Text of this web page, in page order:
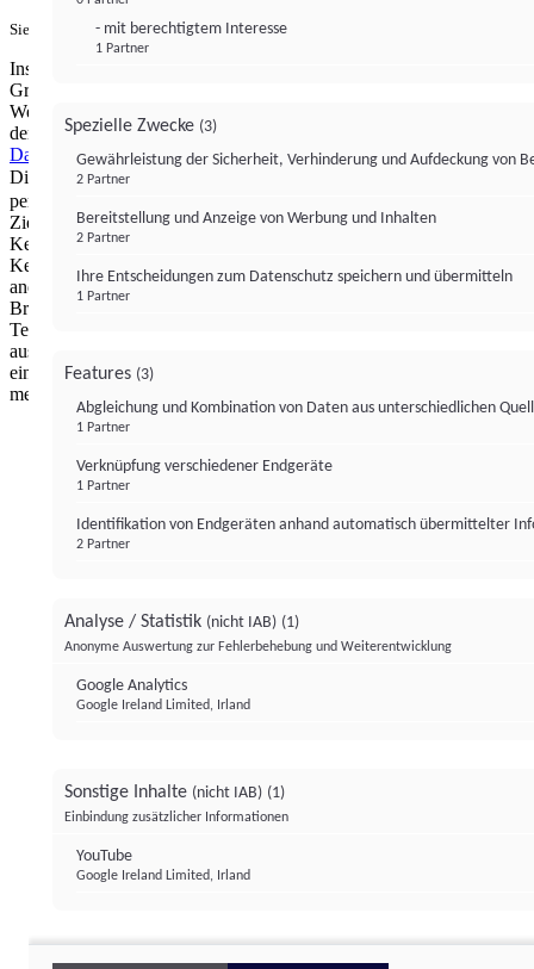
Sie haben ein PUR-Abo?Hier anmelden.
Institutional Money mit Werbung: Wir nutzen aus wirtschaftlichen
Gründen die Möglichkeit, unsere Webseite Dritten als digitalen
Werbeplatz zur Verfügung zu stellen. Über Verarbeitungen, die in
der Verantwortung von uns liegen, können Sie sich in unserer
Datenschutzerklärungnäher informieren.Zur Bereitstellung unserer
Dienste nutzen wir Technologien von
personalisierte Werbung, Messung von Werbeleistung und
Zielgruppenforschung. Cookies, Endgeräte- oder ähnliche Online-
Kennungen (z. B. login-basierte Kennungen, zufällig generierte
Kennungen, netzwerkbasierte Kennungen) können zusammen mit
anderen Informationen (z. B. Browsertyp und
Browserinformationen, Sprache, Bildschirmgröße, unterstützte
Technologien usw.) auf Ihrem Endgerät gespeichert oder von dort
ausgelesen werden, um es jedes Mal wiederzuerkennen, wenn es
eine App oder einer Webseite aufruft. Dies geschieht für einen oder
mehrere der hier aufgeführten Verarbeitungszwecke.
- mit berechtigtem Interesse
1 Partner
Spezielle Zwecke (3)
Gewährleistung der Sicherheit, Verhinderung und Aufdeckung von
2 Partner
Bereitstellung und Anzeige von Werbung und Inhalten
2 Partner
Ihre Entscheidungen zum Datenschutz speichern und übermitteln
1 Partner
Features (3)
Abgleichung und Kombination von Daten aus unterschiedlichen
1 Partner
Verknüpfung verschiedener Endgeräte
1 Partner
Identifikation von Endgeräten anhand automatisch übermittelter
2 Partner
Analyse / Statistik (nicht IAB) (1)
Anonyme Auswertung zur Fehlerbehebung und Weiterentwicklung
Google Analytics
Google Ireland Limited, Irland
Sonstige Inhalte (nicht IAB) (1)
Einbindung zusätzlicher Informationen
YouTube
Google Ireland Limited, Irland
Institutional Money
ImpressumDatenschutzerklärung